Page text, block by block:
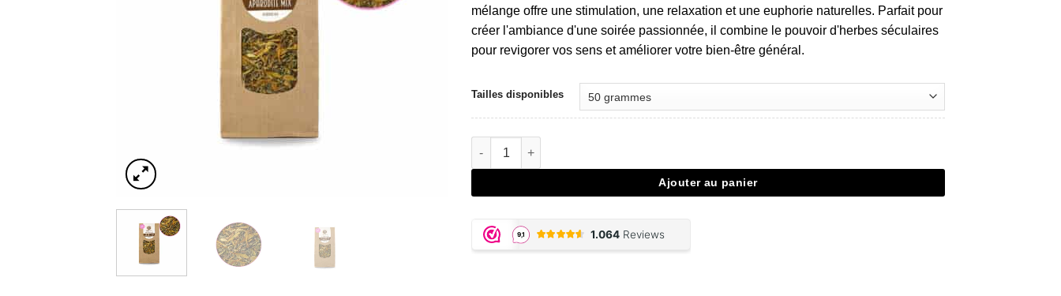
mélange offre une stimulation, une relaxation et une euphorie naturelles. Parfait pour
créer l'ambiance d'une soirée passionnée, il combine le pouvoir d'herbes séculaires
pour revigorer vos sens et améliorer votre bien-être général.
Tailles disponibles
quantité de Aphrodite Sex Herbs
Ajouter au panier